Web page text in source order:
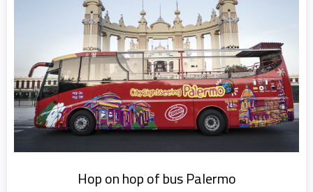
Hop on hop of bus Palermo